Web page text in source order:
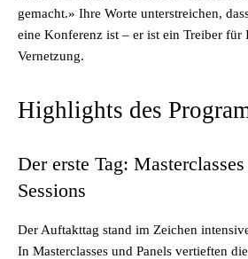
gemacht.» Ihre Worte unterstreichen,
eine Konferenz ist – er ist ein Treiber für
Vernetzung.
Highlights des
Der erste Tag:
Sessions
Der Auftakttag stand im Zeichen
In Masterclasses und Panels vertieften